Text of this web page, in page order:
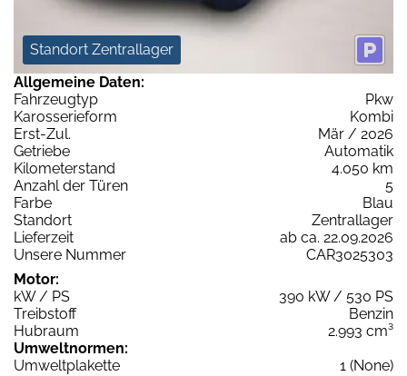
Standort Zentrallager
Allgemeine Daten:
Fahrzeugtyp
Pkw
Karosserieform
Kombi
Erst-Zul.
Mär / 2026
Getriebe
Automatik
Kilometerstand
4.050 km
Anzahl der Türen
5
Farbe
Blau
Standort
Zentrallager
Lieferzeit
ab ca. 22.09.2026
Unsere Nummer
CAR3025303
Motor:
kW / PS
390 kW / 530 PS
Treibstoff
Benzin
Hubraum
2.993 cm³
Umweltnormen:
Umweltplakette
1 (None)